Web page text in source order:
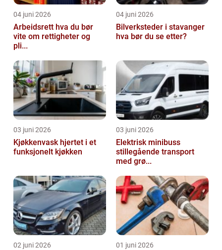
04 juni 2026
Arbeidsrett hva du bør
vite om rettigheter og
pli...
04 juni 2026
Bilverksteder i stavanger
hva bør du se etter?
03 juni 2026
Kjøkkenvask hjertet i et
funksjonelt kjøkken
03 juni 2026
Elektrisk minibuss
stillegående transport
med grø...
02 juni 2026 01 juni 2026